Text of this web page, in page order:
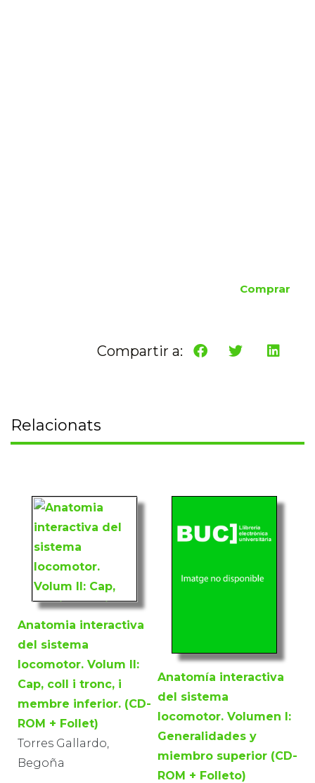
Comprar
Compartir a:
Relacionats
Anatomia interactiva
del sistema
locomotor. Volum II:
Cap, coll i tronc, i
membre inferior. (CD-
ROM + Follet)
Torres Gallardo,
Begoña
Anatomía interactiva
del sistema
locomotor. Volumen I:
Generalidades y
miembro superior (CD-
ROM + Folleto)